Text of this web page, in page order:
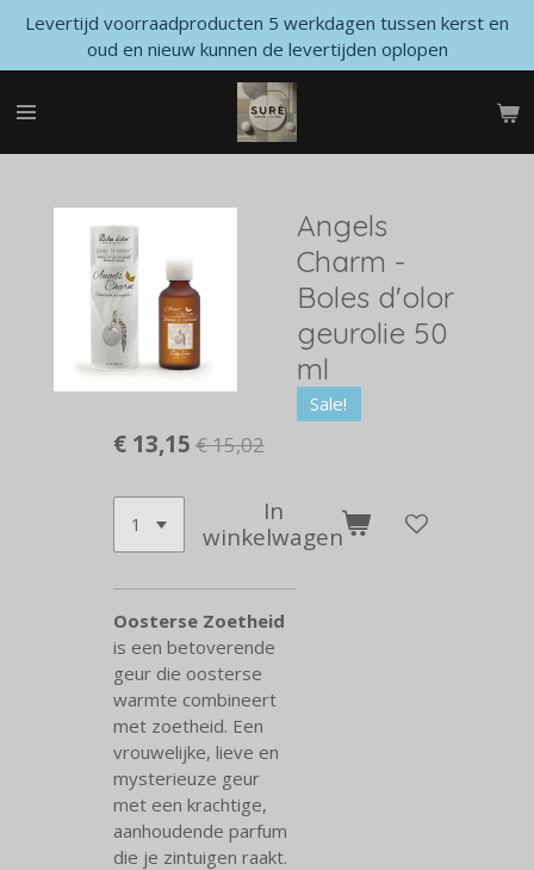
Ga
naar
de
Levertijd voorraadproducten 5 werkdagen tussen kerst en
oud en nieuw kunnen de levertijden oplopen
Angels
Charm -
Boles d'olor
geurolie 50
ml
Sale!
€ 13,15 € 15,02
In
winkelwagen
Oosterse Zoetheid
is een betoverende
geur die oosterse
warmte combineert
met zoetheid. Een
vrouwelijke, lieve en
mysterieuze geur
met een krachtige,
aanhoudende parfum
die je zintuigen raakt.